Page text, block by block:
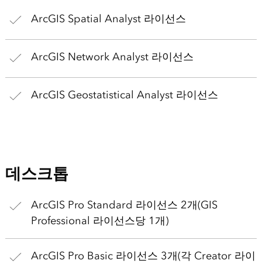
ArcGIS Spatial Analyst 라이선스
ArcGIS Network Analyst 라이선스
ArcGIS Geostatistical Analyst 라이선스
데스크톱
ArcGIS Pro Standard 라이선스 2개(GIS
Professional 라이선스당 1개)
ArcGIS Pro Basic 라이선스 3개(각 Creator 라이